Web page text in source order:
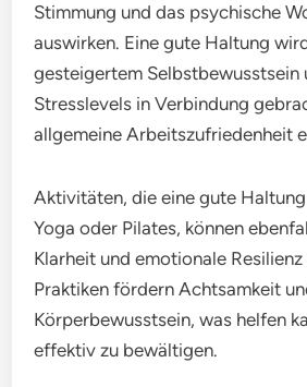
Stimmung und das psychische
auswirken. Eine gute Haltung
gesteigertem Selbstbewusstsein
Stresslevels in Verbindung
allgemeine Arbeitszufriedenheit
Aktivitäten, die eine gute
Yoga oder Pilates, können
Klarheit und emotionale
Praktiken fördern Achtsamkeit
Körperbewusstsein, was helfen
effektiv zu bewältigen.